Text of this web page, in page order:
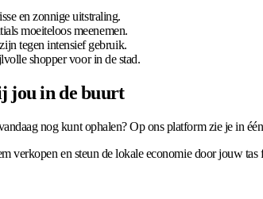
en zonnige uitstraling.
moeiteloos meenemen.
tegen intensief gebruik.
shopper voor in de stad.
jou in de buurt
nog kunt ophalen? Op ons platform zie je in
en steun de lokale economie door jouw